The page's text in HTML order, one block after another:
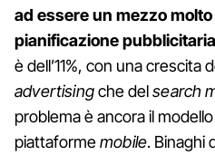
ad essere un mezzo
pianificazione
è dell’11%, con una crescita
advertisingche delsearch
problema è ancora il
piattaformemobile. Binaghi